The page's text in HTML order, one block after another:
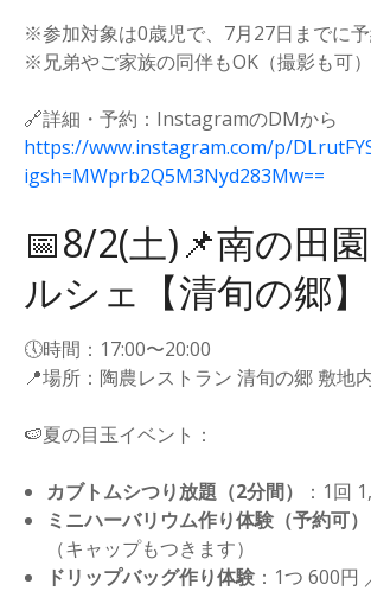
※参加対象は0歳児で、7月27日までに予
※兄弟やご家族の同伴もOK（撮影も可）
🔗詳細・予約：InstagramのDMから
https://www.instagram.com/p/
igsh=MWprb2Q5M3Nyd283Mw==
📅8/2(土)📌南の田
ルシェ【清旬の郷】
🕔時間：17:00〜20:00
📍場所：陶農レストラン 清旬の郷 敷地
🍉夏の目玉イベント：
カブトムシつり放題（2分間）
：1回
ミニハーバリウム作り体験（予約可）
（キャップもつきます）
ドリップバッグ作り体験 ：1つ 600円